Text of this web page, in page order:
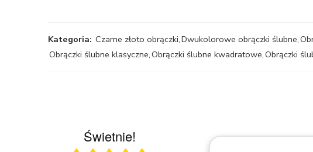
Kategoria: Czarne złoto obrączki,Dwukolorowe obrączki ślubne,
Obrączki ślubne klasyczne,Obrączki ślubne kwadratowe,Obrączki
Świetnie!